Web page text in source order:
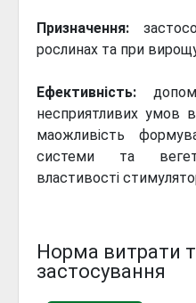
Призначення:
рослинах та при
Ефективність:
несприятливих умов
маожливість
системи та
властивості
Норма витрати
застосування